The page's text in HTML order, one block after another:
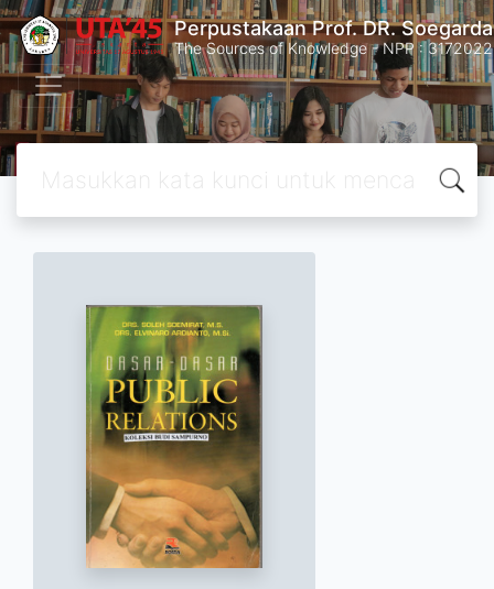
Perpustakaan Prof. DR.
The Sources of Knowledge - NPP :